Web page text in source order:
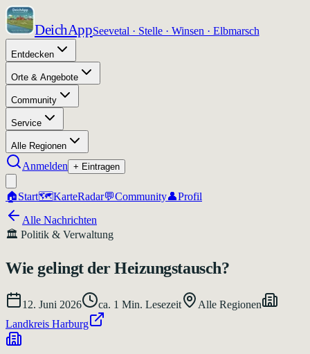
DeichAppSeevetal · Stelle · Winsen · Elbmarsch
Entdecken
Orte & Angebote
Community
Service
Alle Regionen
Anmelden + Eintragen
🏠Start🗺️KarteRadar💬Community👤Profil
Alle Nachrichten
🏛️ Politik & Verwaltung
Wie gelingt der Heizungstausch?
12. Juni 2026 ca. 1 Min. Lesezeit
Alle Regionen
Landkreis Harburg